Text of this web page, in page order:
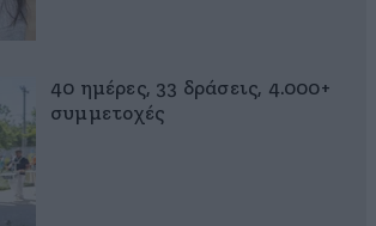
40 ημέρες, 33 δράσεις, 4.000+
συμμετοχές